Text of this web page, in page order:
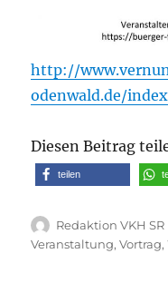
http://
odenwald.de/
Diesen Beitrag
teilen
Autor
Redaktion VKH SR
Veranstaltung,Vortrag,